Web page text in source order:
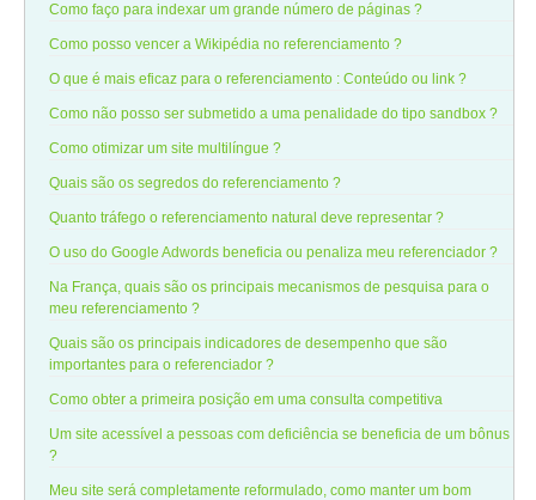
Como faço para indexar um grande número de páginas ?
Como posso vencer a Wikipédia no referenciamento ?
O que é mais eficaz para o referenciamento : Conteúdo ou link ?
Como não posso ser submetido a uma penalidade do tipo sandbox ?
Como otimizar um site multilíngue ?
Quais são os segredos do referenciamento ?
Quanto tráfego o referenciamento natural deve representar ?
O uso do Google Adwords beneficia ou penaliza meu referenciador ?
Na França, quais são os principais mecanismos de pesquisa para o
meu referenciamento ?
Quais são os principais indicadores de desempenho que são
importantes para o referenciador ?
Como obter a primeira posição em uma consulta competitiva
Um site acessível a pessoas com deficiência se beneficia de um bônus
?
Meu site será completamente reformulado, como manter um bom